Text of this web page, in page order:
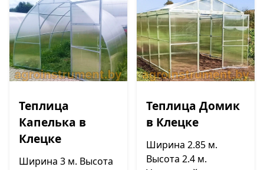
Теплица
Капелька в
Клецке
Ширина 3 м. Высота
Теплица Домик
в Клецке
Ширина 2.85 м.
Высота 2.4 м.